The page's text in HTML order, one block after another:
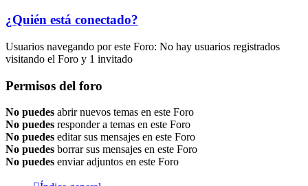
¿Quién está conectado?
Usuarios navegando por este Foro: No hay usuarios registrados
visitando el Foro y 1 invitado
Permisos del foro
No puedes abrir nuevos temas en este Foro
No puedes responder a temas en este Foro
No puedes editar sus mensajes en este Foro
No puedes borrar sus mensajes en este Foro
No puedes enviar adjuntos en este Foro